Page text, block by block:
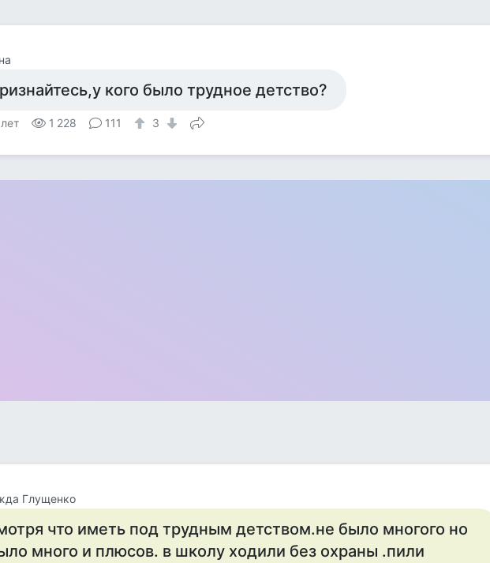
кого было трудное детство?
1 228 111 3
Глущенко
что иметь под трудным детством.не было многого но
много и плюсов. в школу ходили без охраны .пили